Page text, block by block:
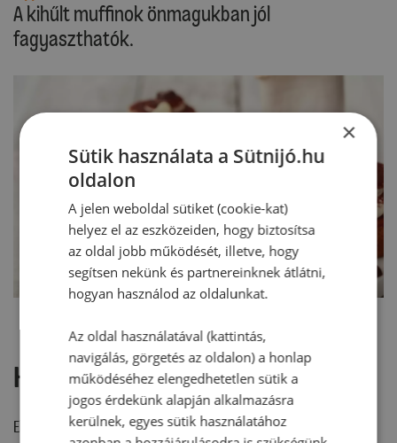
A kihűlt muffinok önmagukban jól
fagyaszthatók.
Hozzászólások
Ehhez a recepthez még nem érkezett hozzászólás.
×
Sütik használata a Sütnijó.hu
oldalon
A jelen weboldal sütiket (cookie-kat)
helyez el az eszközeiden, hogy biztosítsa
az oldal jobb működését, illetve, hogy
segítsen nekünk és partnereinknek átlátni,
hogyan használod az oldalunkat.
Az oldal használatával (kattintás,
navigálás, görgetés az oldalon) a honlap
működéséhez elengedhetetlen sütik a
jogos érdekünk alapján alkalmazásra
kerülnek, egyes sütik használatához